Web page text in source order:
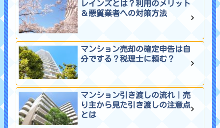
レインズとは？利用のメリット
＆悪質業者への対策方法
マンション売却の確定申告は自
分でする？税理士に頼む？
マンション引き渡しの流れ｜売
り主から見た引き渡しの注意点
とは